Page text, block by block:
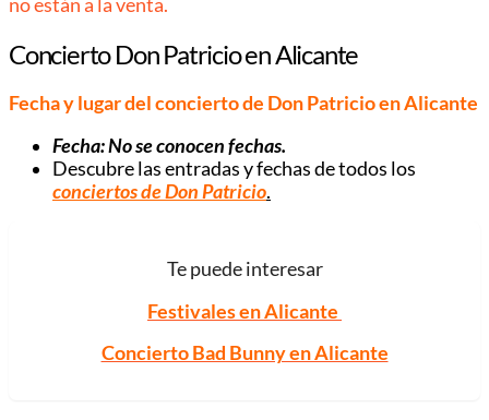
no están a la venta.
Concierto Don Patricio en Alicante
Fecha y lugar del concierto de Don Patricio en Alicante
Fecha: No se conocen fechas.
Descubre las entradas y fechas de todos los
conciertos de Don Patricio.
Te puede interesar
Festivales en Alicante
Concierto Bad Bunny en Alicante